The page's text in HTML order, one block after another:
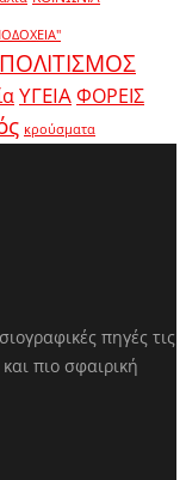
ΠΟΛΙΤΙΣΜΟΣ
ΥΓΕΙΑΦΟΡΕΙΣ
κρούσματα
πηγές τις
πιο σφαιρική